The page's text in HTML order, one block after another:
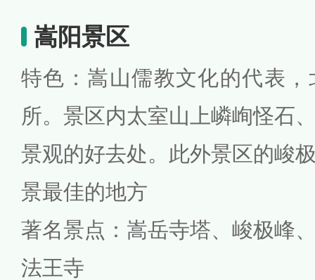
嵩阳景区
特色：嵩山儒教文化的代表
所。景区内太室山上嶙峋怪石
景观的好去处。此外景区的峻
景最佳的地方
著名景点：嵩岳寺塔、峻极峰
法王寺